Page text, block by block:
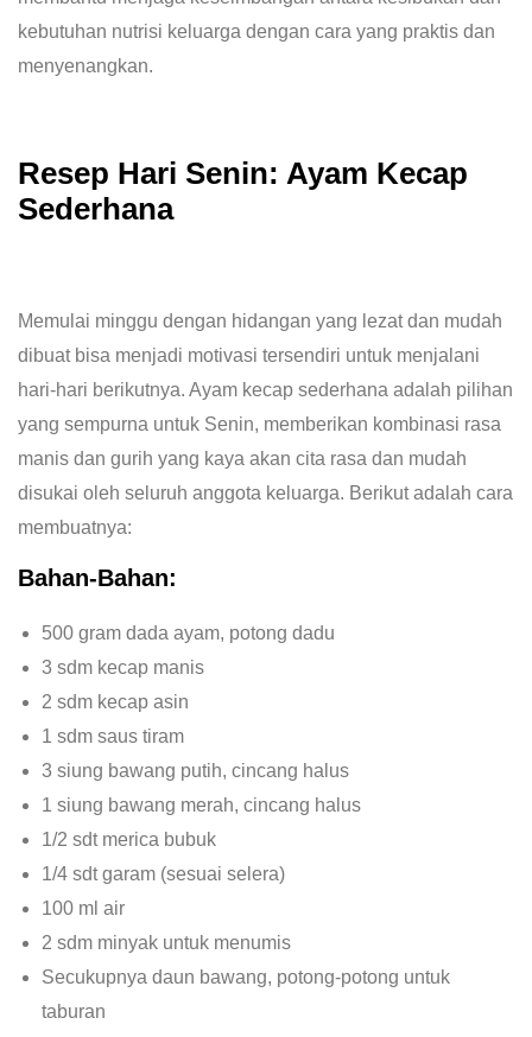
kebutuhan nutrisi keluarga dengan cara yang praktis dan
menyenangkan.
Resep Hari Senin: Ayam Kecap
Sederhana
Memulai minggu dengan hidangan yang lezat dan mudah
dibuat bisa menjadi motivasi tersendiri untuk menjalani
hari-hari berikutnya. Ayam kecap sederhana adalah pilihan
yang sempurna untuk Senin, memberikan kombinasi rasa
manis dan gurih yang kaya akan cita rasa dan mudah
disukai oleh seluruh anggota keluarga. Berikut adalah cara
membuatnya:
Bahan-Bahan:
500 gram dada ayam, potong dadu
3 sdm kecap manis
2 sdm kecap asin
1 sdm saus tiram
3 siung bawang putih, cincang halus
1 siung bawang merah, cincang halus
1/2 sdt merica bubuk
1/4 sdt garam (sesuai selera)
100 ml air
2 sdm minyak untuk menumis
Secukupnya daun bawang, potong-potong untuk
taburan